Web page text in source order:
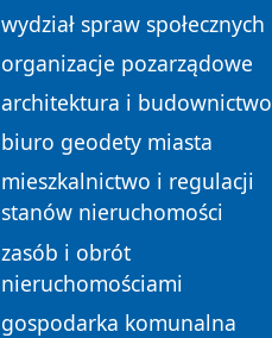
wydział spraw społecznych
organizacje pozarządowe
architektura i budownictwo
biuro geodety miasta
mieszkalnictwo i regulacji
stanów nieruchomości
zasób i obrót
nieruchomościami
gospodarka komunalna